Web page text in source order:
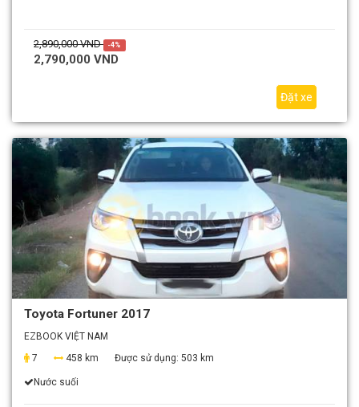
2,890,000 VND -4%
2,790,000 VND
Đặt xe
Toyota Fortuner 2017
EZBOOK VIỆT NAM
7
458 km Được sử dụng: 503 km
Nước suối